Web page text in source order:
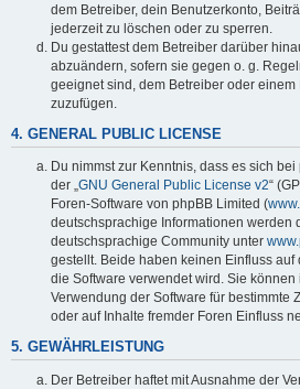
dem Betreiber, dein Benutzerkonto,
jederzeit zu löschen oder zu sperren.
Du gestattest dem Betreiber darüber
abzuändern, sofern sie gegen o. g.
geeignet sind, dem Betreiber oder einem
zuzufügen.
4. GENERAL PUBLIC LICENSE
Du nimmst zur Kenntnis, dass es sich
der „GNU General Public License v2“
Foren-Software von phpBB Limited (
deutschsprachige Informationen werden
deutschsprachige Community unter
gestellt. Beide haben keinen Einfluss auf
die Software verwendet wird. Sie
Verwendung der Software für bestimmte
oder auf Inhalte fremder Foren Einfluss
5. GEWÄHRLEISTUNG
Der Betreiber haftet mit Ausnahme der